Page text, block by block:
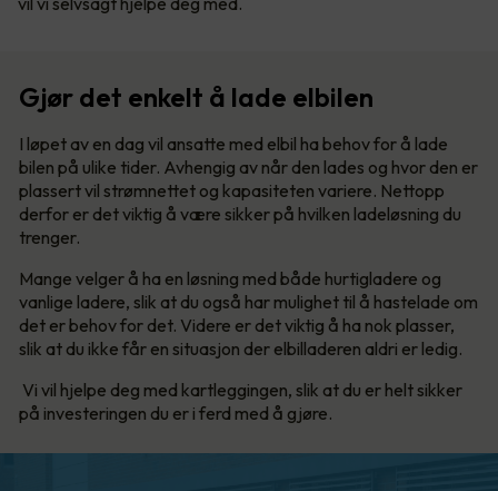
Gjør det enkelt å lade elbilen
I løpet av en dag vil ansatte med elbil ha behov for å lade
bilen på ulike tider. Avhengig av når den lades og hvor den er
plassert vil strømnettet og kapasiteten variere. Nettopp
derfor er det viktig å være sikker på hvilken ladeløsning du
trenger.
Mange velger å ha en løsning med både hurtigladere og
vanlige ladere, slik at du også har mulighet til å hastelade om
det er behov for det. Videre er det viktig å ha nok plasser,
slik at du ikke får en situasjon der elbilladeren aldri er ledig.
Vi vil hjelpe deg med kartleggingen, slik at du er helt sikker
på investeringen du er i ferd med å gjøre.